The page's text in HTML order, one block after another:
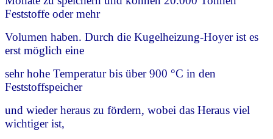
Feststoffe oder mehr
Volumen haben. Durch die Kugelheizung-Hoyer ist es
erst möglich eine
sehr hohe Temperatur bis über 900 °C in den
Feststoffspeicher
und wieder heraus zu fördern, wobei das Heraus viel
wichtiger ist,